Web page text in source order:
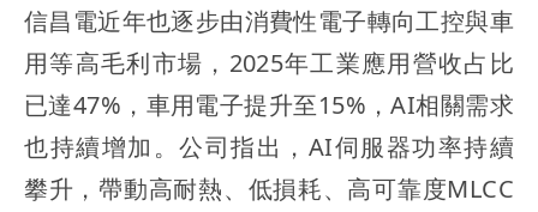
信昌電近年也逐步由消費性電子轉向工控與車
用等高毛利市場，2025年工業應用營收占比
已達47%，車用電子提升至15%，AI相關需求
也持續增加。公司指出，AI伺服器功率持續
攀升，帶動高耐熱、低損耗、高可靠度MLCC